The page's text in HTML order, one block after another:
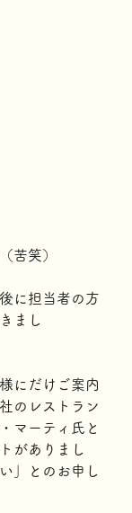
苦笑）
に担当者の方
まし
にだけご案内
のレストラン
マーティ氏と
がありまし
」とのお申し